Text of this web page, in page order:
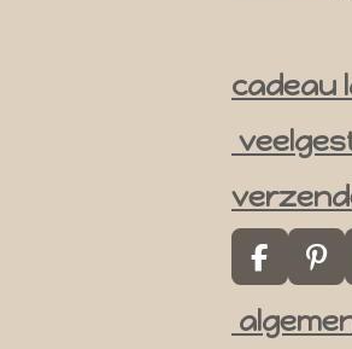
cadeau
F
a
c
P
i
n